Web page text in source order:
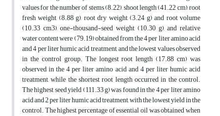
values for the number of stems (8.22), shoot length (41.22 cm), root
fresh weight (8.88 g), root dry weight (3.24 g) and root volume
(10.33 cm3), one-thousand-seed weight (10.30 g), and relative
water content were (79.19) obtained from the 4 per liter amino acid
and 4 per liter humic acid treatment, and the lowest values observed
in the control group. The longest root length (17.88 cm) was
observed in the 4 per liter amino acid and 4 per liter humic acid
treatment, while the shortest root length occurred in the control.
The highest seed yield (111.33 g) was found in the 4 per liter amino
acid and 2 per liter humic acid treatment, with the lowest yield in the
control. The highest percentage of essential oil was obtained when